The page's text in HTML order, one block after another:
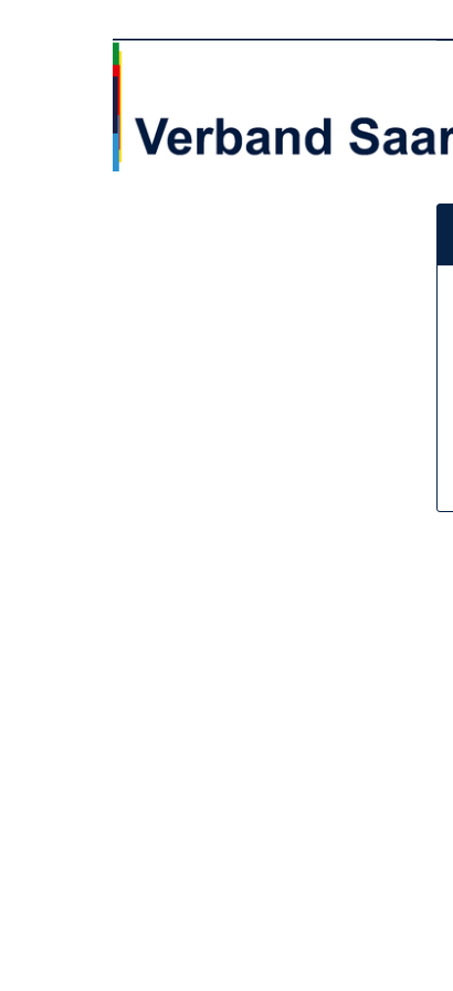
Verband
Saarländischer
Karnevalsvereine